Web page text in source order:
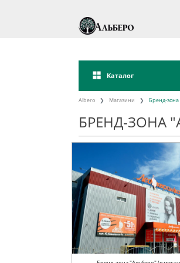
Каталог
Albero Магазини Бренд-зона
БРЕНД-ЗОНА